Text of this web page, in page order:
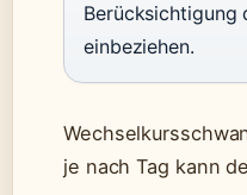
Berücksichtigung
einbeziehen.
je nach Tag kann